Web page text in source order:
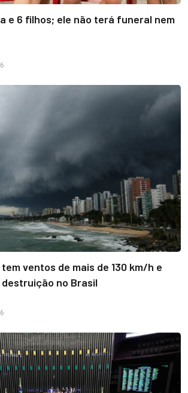
e 6 filhos; ele não terá funeral nem
ventos de mais de 130 km/h e
no Brasil